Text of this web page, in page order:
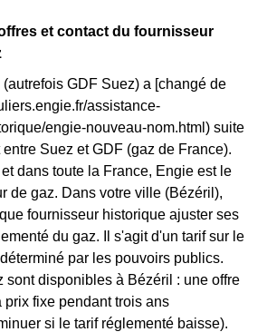
et contact du fournisseur
GDF Suez) a [changé de
assistance-
engie-nouveau-nom.html) suite
Suez et GDF (gaz de France).
dans toute la France, Engie est le
de gaz. Dans votre ville (Bézéril),
fournisseur historique ajuster ses
du gaz. Il s'agit d'un tarif sur le
par les pouvoirs publics.
sont disponibles à Bézéril : une offre
prix fixe pendant trois ans
si le tarif réglementé baisse).